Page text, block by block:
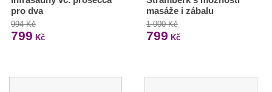
pro dva
994 Kč
799 Kč
masáže i zábalu
1 000 Kč
799 Kč